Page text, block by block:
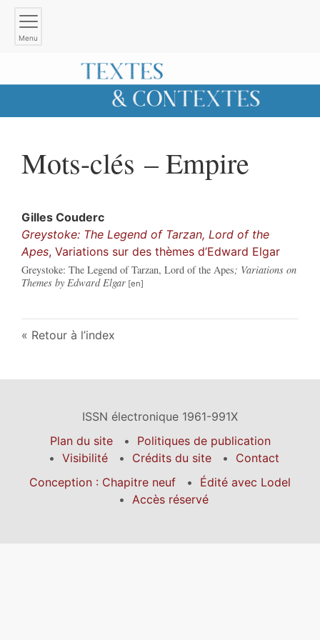
Menu
Mots-clés – Empire
Gilles Couderc
Greystoke: The Legend of Tarzan, Lord of the
Apes, Variations sur des thèmes d’Edward Elgar
Greystoke: The Legend of Tarzan, Lord of the Apes; Variations on
Themes by Edward Elgar
Retour à l’index
ISSN électronique 1961-991X
Plan du site
Politiques de publication
Visibilité
Crédits du site
Contact
Conception : Chapitre neuf
Édité avec Lodel
Accès réservé